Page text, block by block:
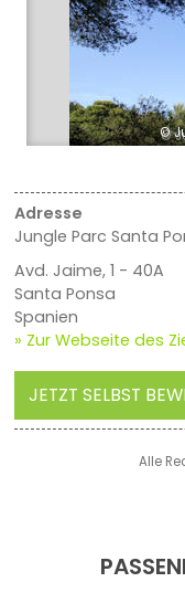
©
Adresse
Jungle Parc Santa
Avd. Jaime, 1 - 40A
Santa Ponsa
Spanien
» Zur Webseite des
JETZT SELBST
Alle